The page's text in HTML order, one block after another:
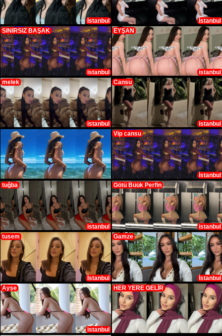
İstanbul
İstanbul
SINIRSIZ BAŞAK
istanbul
EYŞAN
istanbul
melek
istanbul
Cansu
istanbul
Vip cansu
İstanbul
tuğba
istanbul
Götü Büük Perfin
istanbul
tusem
İstanbul
Gamze
İstanbul
Ayşe
istanbul
HER YERE GELİR